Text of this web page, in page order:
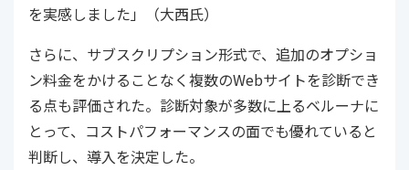
を実感しました」（大西氏）
さらに、サブスクリプション形式で、追加のオプショ
ン料金をかけることなく複数のWebサイトを診断でき
る点も評価された。診断対象が多数に上るベルーナに
とって、コストパフォーマンスの面でも優れていると
判断し、導入を決定した。